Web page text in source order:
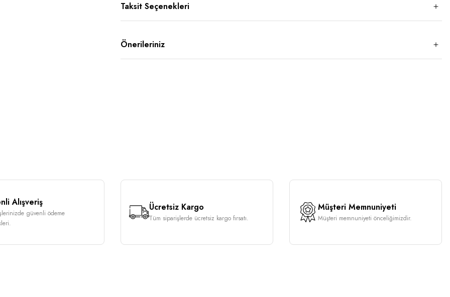
Taksit Seçenekleri
Önerileriniz
Alışveriş
güvenli ödeme
Ücretsiz Kargo
Tüm siparişlerde ücretsiz kargo fırsatı.
Müşteri Memnuniyeti
Müşteri memnuniyeti önceliğimizdir.